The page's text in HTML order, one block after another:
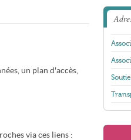
un plan d'accès,
via ces liens :